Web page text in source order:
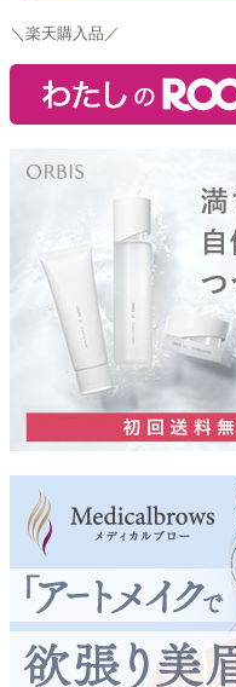
＼楽天購入品／